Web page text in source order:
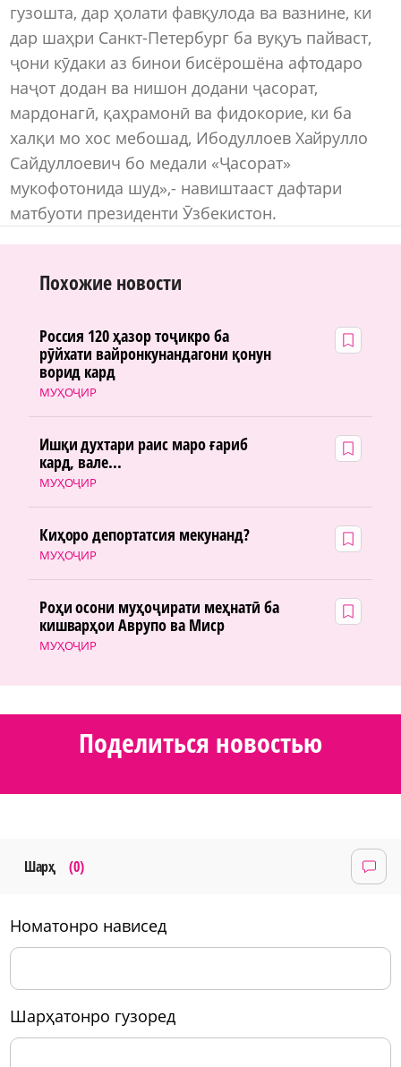
гузошта, дар ҳолати фавқулода ва вазнине, ки
дар шаҳри Санкт-Петербург ба вуқуъ пайваст,
ҷони кӯдаки аз бинои бисёрошёна афтодаро
наҷот додан ва нишон додани ҷасорат,
мардонагӣ, қаҳрамонӣ ва фидокорие, ки ба
халқи мо хос мебошад, Ибодуллоев Хайрулло
Сайдуллоевич бо медали «Ҷасорат»
мукофотонида шуд»,- навиштааст дафтари
матбуоти президенти Ӯзбекистон.
Похожие новости
МУҲОҶИР
Россия 120 ҳазор тоҷикро ба
рӯйхати вайронкунандагони қонун
ворид кард
МУҲОҶИР
Ишқи духтари раис маро ғариб
кард, вале...
МУҲОҶИР
Киҳоро депортатсия мекунанд?
МУҲОҶИР
Роҳи осони муҳоҷирати меҳнатӣ ба
кишварҳои Аврупо ва Миср
Поделиться новостью
Шарҳ (0)
номатонро нависед
шарҳатонро гузоред